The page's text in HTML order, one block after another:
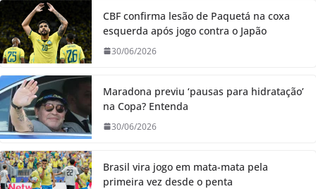
CBF confirma lesão de Paquetá na coxa
esquerda após jogo contra o Japão
30/06/2026
Maradona previu ‘pausas para hidratação’
na Copa? Entenda
30/06/2026
Brasil vira jogo em mata-mata pela
primeira vez desde o penta